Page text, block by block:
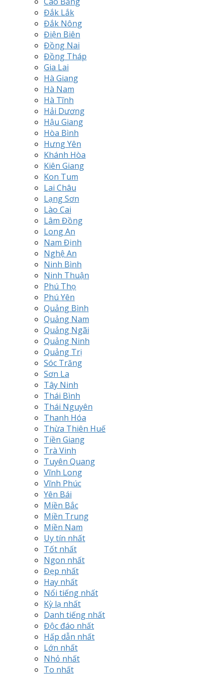
Đắk Lắk
Đắk Nông
Điện Biên
Đồng Nai
Đồng Tháp
Gia Lai
Hà Giang
Hà Nam
Hà Tĩnh
Hải Dương
Hậu Giang
Hòa Bình
Hưng Yên
Khánh Hòa
Kiên Giang
Kon Tum
Lai Châu
Lạng Sơn
Lào Cai
Lâm Đồng
Long An
Nam Định
Nghệ An
Ninh Bình
Ninh Thuận
Phú Thọ
Phú Yên
Quảng Bình
Quảng Nam
Quảng Ngãi
Quảng Ninh
Quảng Trị
Sóc Trăng
Sơn La
Tây Ninh
Thái Bình
Thái Nguyên
Thanh Hóa
Thừa Thiên Huế
Tiền Giang
Trà Vinh
Tuyên Quang
Vĩnh Long
Vĩnh Phúc
Yên Bái
Miền Bắc
Miền Trung
Miền Nam
Uy tín nhất
Tốt nhất
Ngon nhất
Đẹp nhất
Hay nhất
Nổi tiếng nhất
Kỳ lạ nhất
Danh tiếng nhất
Độc đáo nhất
Hấp dẫn nhất
Lớn nhất
Nhỏ nhất
To nhất